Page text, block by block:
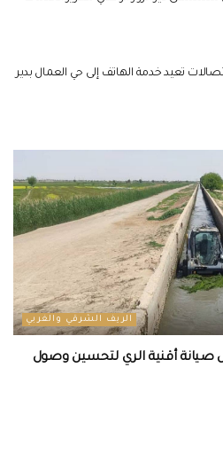
عاماً.. الاتصالات تعيد خدمة الهاتف إلى حي العمال بدير
الريف الشرقي والغربي
صيانة أقنية الري لتحسين وصول